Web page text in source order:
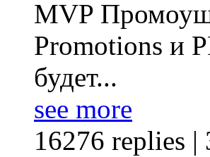
MVP
Promotions и
будет...
see more
16276 replies